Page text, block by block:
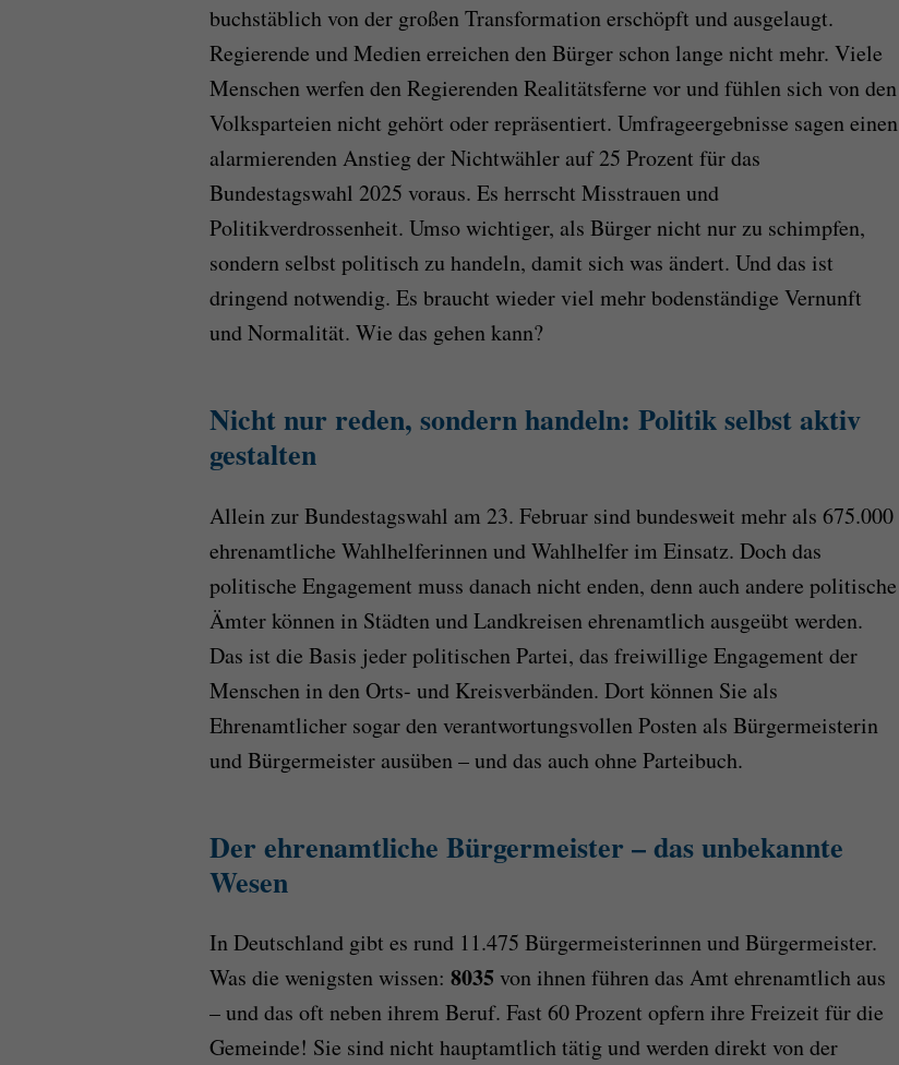
buchstäblich von der großen Transformation erschöpft und ausgelaugt.
Regierende und Medien erreichen den Bürger schon lange nicht mehr. Viele
Menschen werfen den Regierenden Realitätsferne vor und fühlen sich von den
Volksparteien nicht gehört oder repräsentiert. Umfrageergebnisse sagen einen
alarmierenden Anstieg der Nichtwähler auf 25 Prozent für das
Bundestagswahl 2025 voraus. Es herrscht Misstrauen und
Politikverdrossenheit. Umso wichtiger, als Bürger nicht nur zu schimpfen,
sondern selbst politisch zu handeln, damit sich was ändert. Und das ist
dringend notwendig. Es braucht wieder viel mehr bodenständige Vernunft
und Normalität. Wie das gehen kann?
Nicht nur reden, sondern handeln: Politik selbst aktiv
gestalten
Allein zur Bundestagswahl am 23. Februar sind bundesweit mehr als 675.000
ehrenamtliche Wahlhelferinnen und Wahlhelfer im Einsatz. Doch das
politische Engagement muss danach nicht enden, denn auch andere politische
Ämter können in Städten und Landkreisen ehrenamtlich ausgeübt werden.
Das ist die Basis jeder politischen Partei, das freiwillige Engagement der
Menschen in den Orts- und Kreisverbänden. Dort können Sie als
Ehrenamtlicher sogar den verantwortungsvollen Posten als Bürgermeisterin
und Bürgermeister ausüben – und das auch ohne Parteibuch.
Der ehrenamtliche Bürgermeister – das unbekannte
Wesen
In Deutschland gibt es rund 11.475 Bürgermeisterinnen und Bürgermeister.
Was die wenigsten wissen: 8035 von ihnen führen das Amt ehrenamtlich aus
– und das oft neben ihrem Beruf. Fast 60 Prozent opfern ihre Freizeit für die
Gemeinde! Sie sind nicht hauptamtlich tätig und werden direkt von der